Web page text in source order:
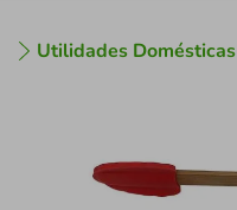
Utilidades Domésticas
º cafeteira
air fryer